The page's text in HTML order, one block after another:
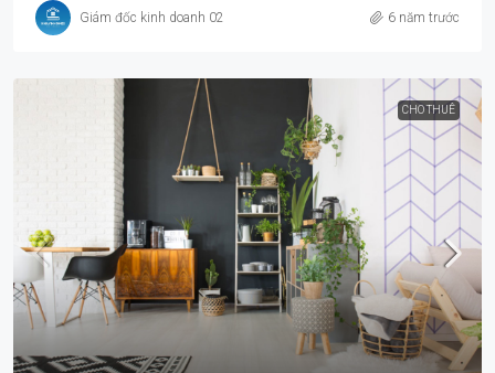
Giám đốc kinh doanh 02 6 năm trước
CHO THUÊ